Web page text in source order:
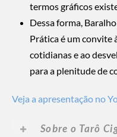
termos gráficos
Dessa forma,
Prática é um convite
cotidianas e ao
para a plenitude de
Veja a apresentação no
Sobre o Tarô